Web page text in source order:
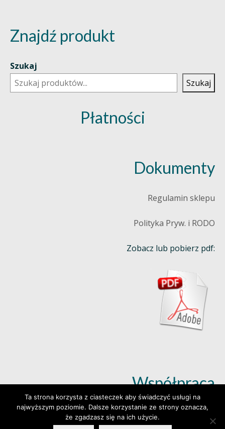
Znajdź produkt
Szukaj
Szukaj
Płatności
Dokumenty
Regulamin sklepu
Polityka Pryw. i RODO
Zobacz lub pobierz pdf:
Współpraca
Dowiedz się więcej (klik)
Ta strona korzysta z ciasteczek aby świadczyć usługi na
najwyższym poziomie. Dalsze korzystanie ze strony oznacza,
że zgadzasz się na ich użycie.